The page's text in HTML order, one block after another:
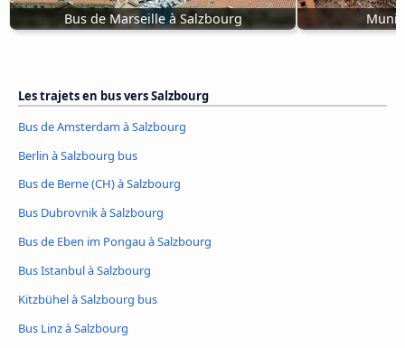
Bus de Marseille à Salzbourg
Les trajets en bus vers Salzbourg
Bus de Amsterdam à Salzbourg
Berlin à Salzbourg bus
Bus de Berne (CH) à Salzbourg
Bus Dubrovnik à Salzbourg
Bus de Eben im Pongau à Salzbourg
Bus Istanbul à Salzbourg
Kitzbühel à Salzbourg bus
Bus Linz à Salzbourg